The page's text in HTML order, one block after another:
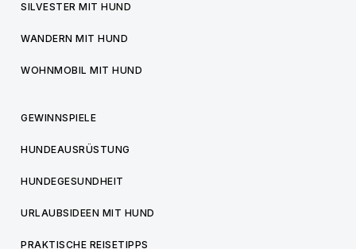
SILVESTER MIT HUND
WANDERN MIT HUND
WOHNMOBIL MIT HUND
GEWINNSPIELE
HUNDEAUSRÜSTUNG
HUNDEGESUNDHEIT
URLAUBSIDEEN MIT HUND
PRAKTISCHE REISETIPPS